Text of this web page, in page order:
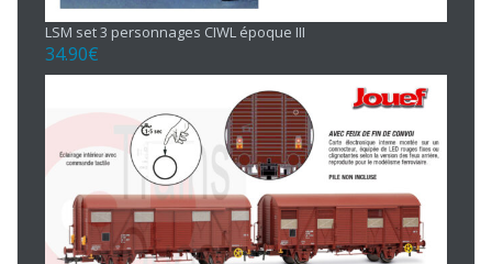
LSM set 3 personnages CIWL époque III
34.90€